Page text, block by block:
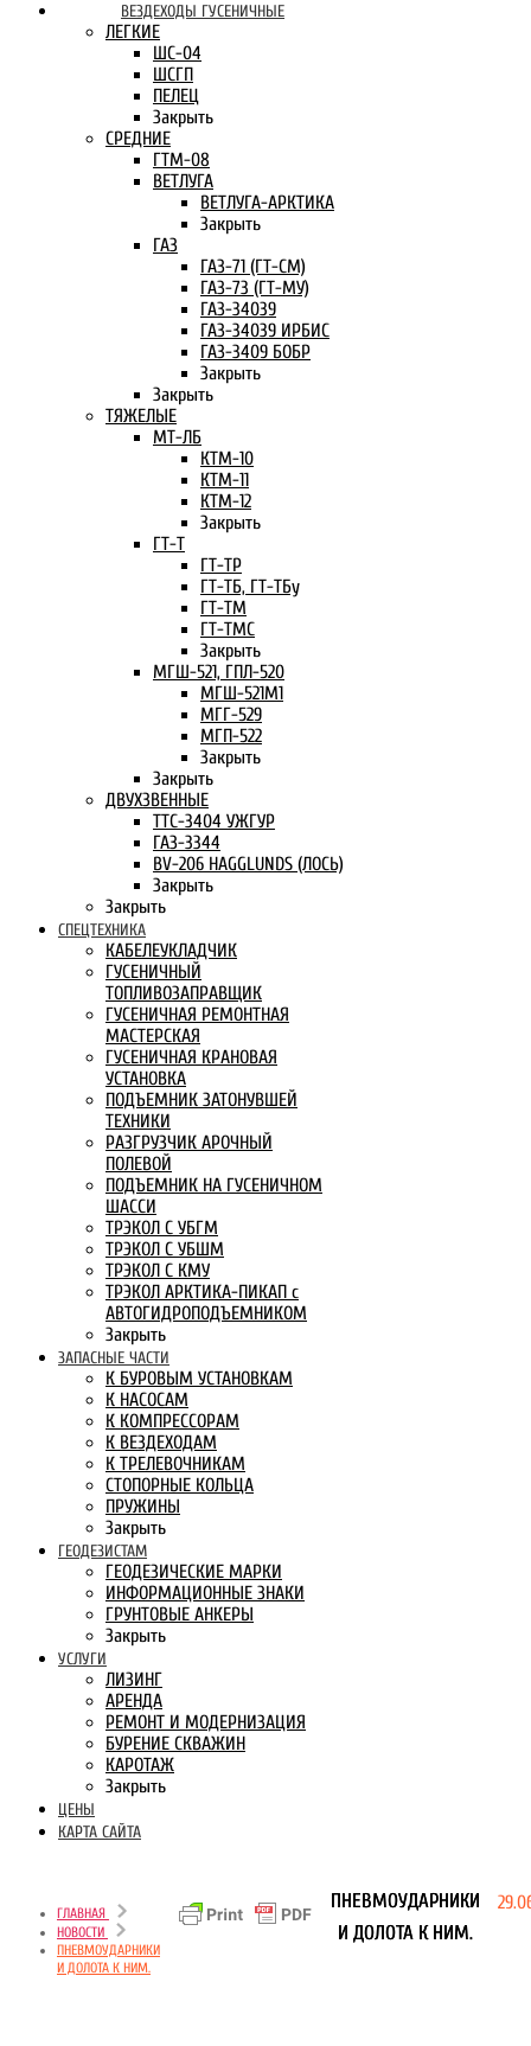
ВЕЗДЕХОДЫ ГУСЕНИЧНЫЕ
ЛЕГКИЕ
ШС-04
ШСГП
ПЕЛЕЦ
Закрыть
СРЕДНИЕ
ГТМ-08
ВЕТЛУГА
ВЕТЛУГА-АРКТИКА
Закрыть
ГАЗ
ГАЗ-71 (ГТ-СМ)
ГАЗ-73 (ГТ-МУ)
ГАЗ-34039
ГАЗ-34039 ИРБИС
ГАЗ-3409 БОБР
Закрыть
Закрыть
ТЯЖЕЛЫЕ
МТ-ЛБ
КТМ-10
КТМ-11
КТМ-12
Закрыть
ГТ-Т
ГТ-ТР
ГТ-ТБ, ГТ-ТБу
ГТ-ТМ
ГТ-ТМС
Закрыть
МГШ-521, ГПЛ-520
МГШ-521М1
МГГ-529
МГП-522
Закрыть
Закрыть
ДВУХЗВЕННЫЕ
ТТС-3404 УЖГУР
ГАЗ-3344
BV-206 HAGGLUNDS (ЛОСЬ)
Закрыть
Закрыть
СПЕЦТЕХНИКА
КАБЕЛЕУКЛАДЧИК
ГУСЕНИЧНЫЙ
ТОПЛИВОЗАПРАВЩИК
ГУСЕНИЧНАЯ РЕМОНТНАЯ
МАСТЕРСКАЯ
ГУСЕНИЧНАЯ КРАНОВАЯ
УСТАНОВКА
ПОДЪЕМНИК ЗАТОНУВШЕЙ
ТЕХНИКИ
РАЗГРУЗЧИК АРОЧНЫЙ
ПОЛЕВОЙ
ПОДЪЕМНИК НА ГУСЕНИЧНОМ
ШАССИ
ТРЭКОЛ С УБГМ
ТРЭКОЛ С УБШМ
ТРЭКОЛ С КМУ
ТРЭКОЛ АРКТИКА-ПИКАП с
АВТОГИДРОПОДЪЕМНИКОМ
Закрыть
ЗАПАСНЫЕ ЧАСТИ
К БУРОВЫМ УСТАНОВКАМ
К НАСОСАМ
К КОМПРЕССОРАМ
К ВЕЗДЕХОДАМ
К ТРЕЛЕВОЧНИКАМ
СТОПОРНЫЕ КОЛЬЦА
ПРУЖИНЫ
Закрыть
ГЕОДЕЗИСТАМ
ГЕОДЕЗИЧЕСКИЕ МАРКИ
ИНФОРМАЦИОННЫЕ ЗНАКИ
ГРУНТОВЫЕ АНКЕРЫ
Закрыть
УСЛУГИ
ЛИЗИНГ
АРЕНДА
РЕМОНТ И МОДЕРНИЗАЦИЯ
БУРЕНИЕ СКВАЖИН
КАРОТАЖ
Закрыть
ЦЕНЫ
КАРТА САЙТА
ГЛАВНАЯ
НОВОСТИ
ПНЕВМОУДАРНИКИ
И ДОЛОТА К НИМ.
ПНЕВМОУДАРНИКИ
И ДОЛОТА К НИМ.